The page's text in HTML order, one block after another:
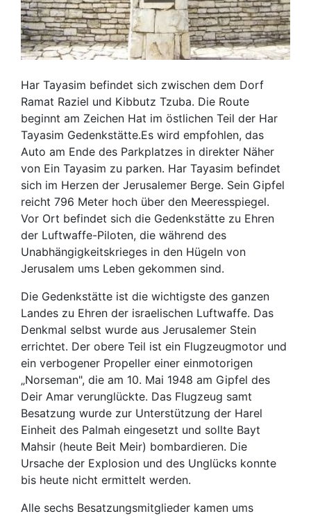
Har Tayasim befindet sich zwischen dem Dorf
Ramat Raziel und Kibbutz Tzuba. Die Route
beginnt am Zeichen Hat im östlichen Teil der Har
Tayasim Gedenkstätte.Es wird empfohlen, das
Auto am Ende des Parkplatzes in direkter Näher
von Ein Tayasim zu parken. Har Tayasim befindet
sich im Herzen der Jerusalemer Berge. Sein Gipfel
reicht 796 Meter hoch über den Meeresspiegel.
Vor Ort befindet sich die Gedenkstätte zu Ehren
der Luftwaffe-Piloten, die während des
Unabhängigkeitskrieges in den Hügeln von
Jerusalem ums Leben gekommen sind.
Die Gedenkstätte ist die wichtigste des ganzen
Landes zu Ehren der israelischen Luftwaffe. Das
Denkmal selbst wurde aus Jerusalemer Stein
errichtet. Der obere Teil ist ein Flugzeugmotor und
ein verbogener Propeller einer einmotorigen
„Norseman", die am 10. Mai 1948 am Gipfel des
Deir Amar verunglückte. Das Flugzeug samt
Besatzung wurde zur Unterstützung der Harel
Einheit des Palmah eingesetzt und sollte Bayt
Mahsir (heute Beit Meir) bombardieren. Die
Ursache der Explosion und des Unglücks konnte
bis heute nicht ermittelt werden.
Alle sechs Besatzungsmitglieder kamen ums